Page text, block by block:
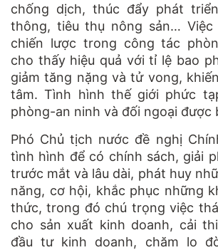
chống dịch, thúc đẩy phát
thông, tiêu thụ nông sản… Việc
chiến lược trong công tác
cho thấy hiệu quả với tỉ lệ bao
giảm tăng nặng và tử vong,
tâm. Tình hình thế giới phức
phòng-an ninh và đối ngoại được
Phó Chủ tịch nước đề nghị
tình hình để có chính sách, giải
trước mắt và lâu dài, phát huy
năng, cơ hội, khắc phục những
thức, trong đó chú trọng việc
cho sản xuất kinh doanh, cải
đầu tư kinh doanh, chăm lo